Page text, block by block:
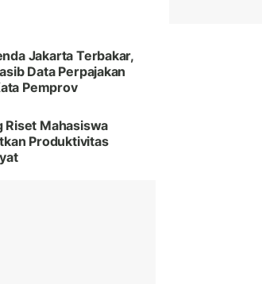
Jakarta Terbakar,
Data Perpajakan
Pemprov
Riset Mahasiswa
Produktivitas